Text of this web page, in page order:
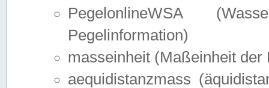
PegelonlineWSA
Pegelinformation)
masseinheit (Maßeinheit der
aequidistanzmass